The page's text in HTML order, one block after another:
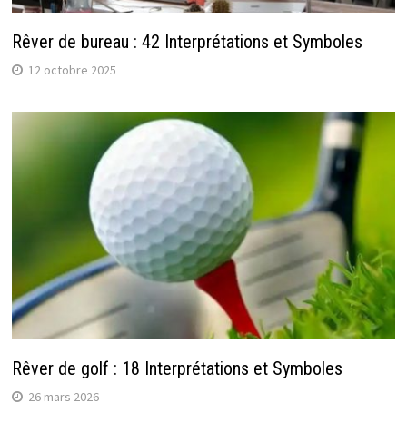
Rêver de bureau : 42 Interprétations et Symboles
12 octobre 2025
Rêver de golf : 18 Interprétations et Symboles
26 mars 2026